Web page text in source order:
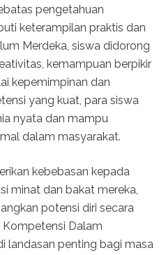
pengetahuan
keterampilan praktis dan
Merdeka, siswa didorong
kemampuan berpikir
kepemimpinan dan
yang kuat, para siswa
nyata dan mampu
dalam masyarakat.
kebebasan kepada
minat dan bakat mereka,
potensi diri secara
Dalam
landasan penting bagi masa